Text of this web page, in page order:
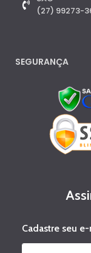
(27) 99273-
SEGURANÇA
e
u
Cadastre seu